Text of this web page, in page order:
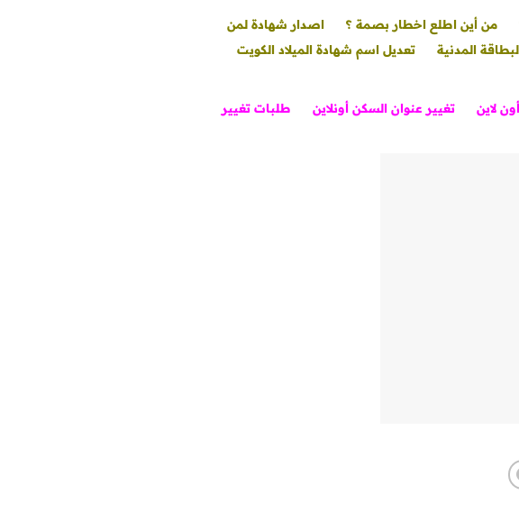
من أين اطلع اخطار بصمة ؟
اصدار شهادة لمن
المدنية
تعديل اسم شهادة الميلاد الكويت
لاين تغيير عنوان السكن أونلاين
طلبات تغيير